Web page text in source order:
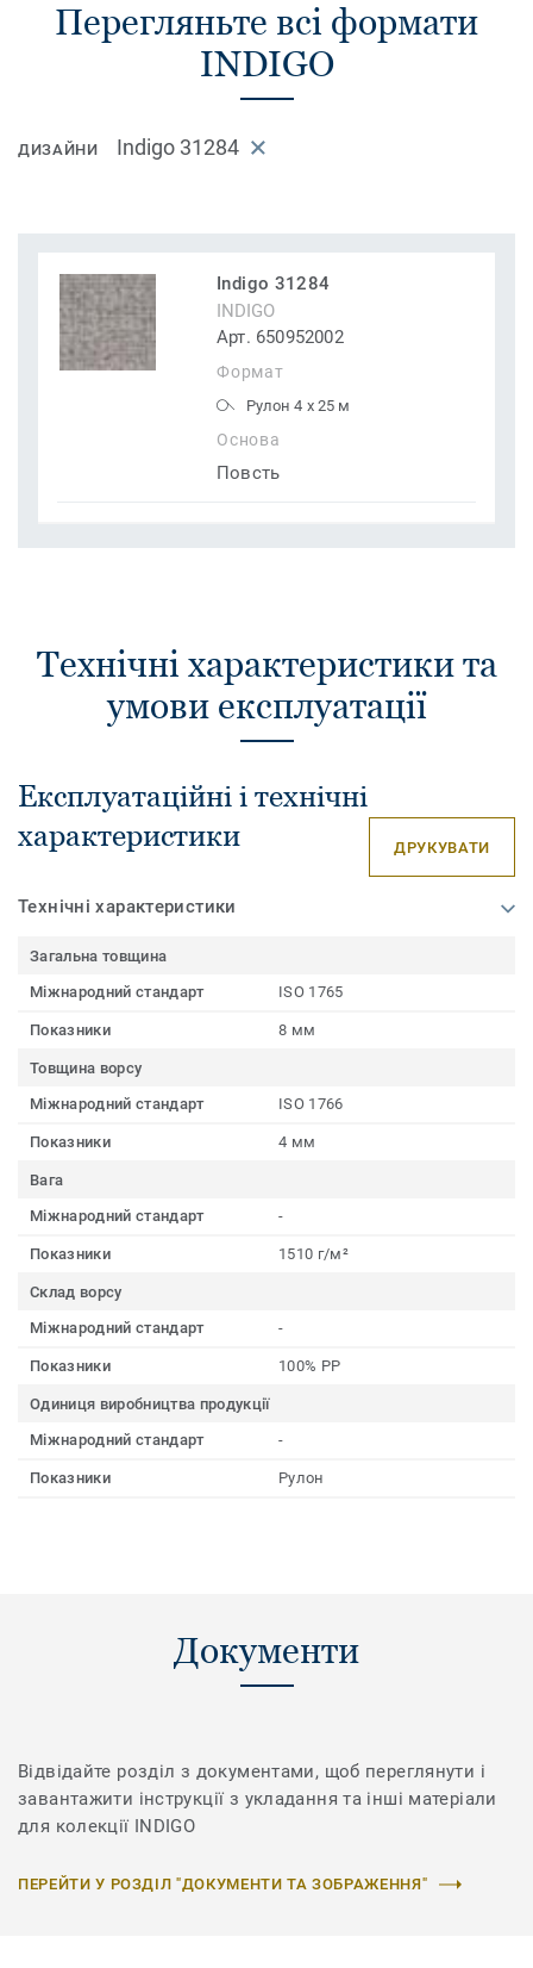
Перегляньте всі формати
INDIGO
ДИЗАЙНИ Indigo 31284
Indigo 31284
INDIGO
Арт. 650952002
Формат
Рулон 4 x 25 м
Основа
Повсть
Технічні характеристики та
умови експлуатації
Експлуатаційні і технічні
характеристики
ДРУКУВАТИ
Технічні характеристики
Загальна товщина
Міжнародний стандарт
ISO 1765
Показники 8 мм
Товщина ворсу
Міжнародний стандарт
ISO 1766
Показники 4 мм
Вага
Міжнародний стандарт
-
Показники 1510 г/м²
Склад ворсу
Міжнародний стандарт
-
Показники 100% PP
Одиниця виробництва продукції
Міжнародний стандарт
-
Показники Рулон
Документи
Відвідайте розділ з документами, щоб переглянути і
завантажити інструкції з укладання та інші матеріали
для колекції INDIGO
ПЕРЕЙТИ У РОЗДІЛ "ДОКУМЕНТИ ТА ЗОБРАЖЕННЯ"